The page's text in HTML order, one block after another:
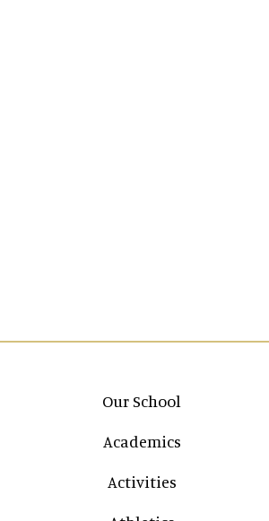
Main navigation
Our School
Academics
Activities